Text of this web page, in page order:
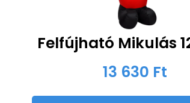
Felfújható Mikulás
13 630 Ft